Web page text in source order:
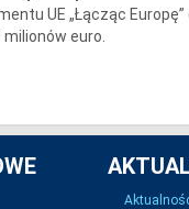
UE „Łącząc Europę”
euro.